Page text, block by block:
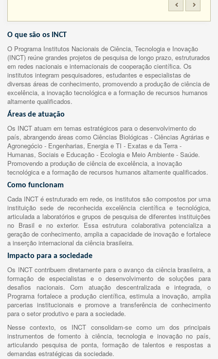
O que são os INCT
O Programa Institutos Nacionais de Ciência, Tecnologia e Inovação
(INCT) reúne grandes projetos de pesquisa de longo prazo, estruturados
em redes nacionais e internacionais de cooperação científica. Os
institutos integram pesquisadores, estudantes e especialistas de
diversas áreas de conhecimento, promovendo a produção de ciência de
excelência, a inovação tecnológica e a formação de recursos humanos
altamente qualificados.
Áreas de atuação
Os INCT atuam em temas estratégicos para o desenvolvimento do
país, abrangendo áreas como Ciências Biológicas - Ciências Agrárias e
Agronegócio - Engenharias, Energia e TI - Exatas e da Terra -
Humanas, Sociais e Educação - Ecologia e Meio Ambiente - Saúde.
Promovendo a produção de ciência de excelência, a inovação
tecnológica e a formação de recursos humanos altamente qualificados.
Como funcionam
Cada INCT é estruturado em rede, os institutos são compostos por uma
instituição sede de reconhecida excelência científica e tecnológica,
articulada a laboratórios e grupos de pesquisa de diferentes instituições
no Brasil e no exterior. Essa estrutura colaborativa potencializa a
geração de conhecimento, amplia a capacidade de inovação e fortalece
a inserção internacional da ciência brasileira.
Impacto para a sociedade
Os INCT contribuem diretamente para o avanço da ciência brasileira, a
formação de especialistas e o desenvolvimento de soluções para
desafios nacionais. Com atuação descentralizada e integrada, o
Programa fortalece a produção científica, estimula a inovação, amplia
parcerias institucionais e promove a transferência de conhecimento
para o setor produtivo e para a sociedade.
Nesse contexto, os INCT consolidam-se como um dos principais
instrumentos de fomento à ciência, tecnologia e inovação no país,
articulando pesquisa de ponta, formação de talentos e respostas a
demandas estratégicas da sociedade.